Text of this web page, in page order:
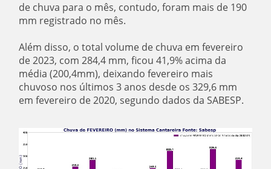
de chuva para o mês, contudo, foram mais de 190
mm registrado no mês.
Além disso, o total volume de chuva em fevereiro
de 2023, com 284,4 mm, ficou 41,9% acima da
média (200,4mm), deixando fevereiro mais
chuvoso nos últimos 3 anos desde os 329,6 mm
em fevereiro de 2020, segundo dados da SABESP.